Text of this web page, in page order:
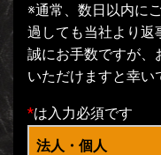
※通常、数日以内に
過しても当社より返
誠にお手数ですが
いただけますと幸い
*は入力必須です
法人・個人